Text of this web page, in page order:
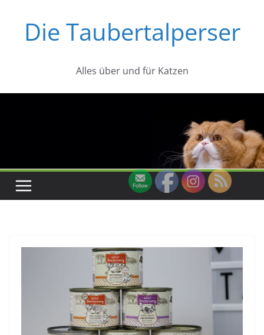
springenDie Taubertalperser
Alles über und für Katzen